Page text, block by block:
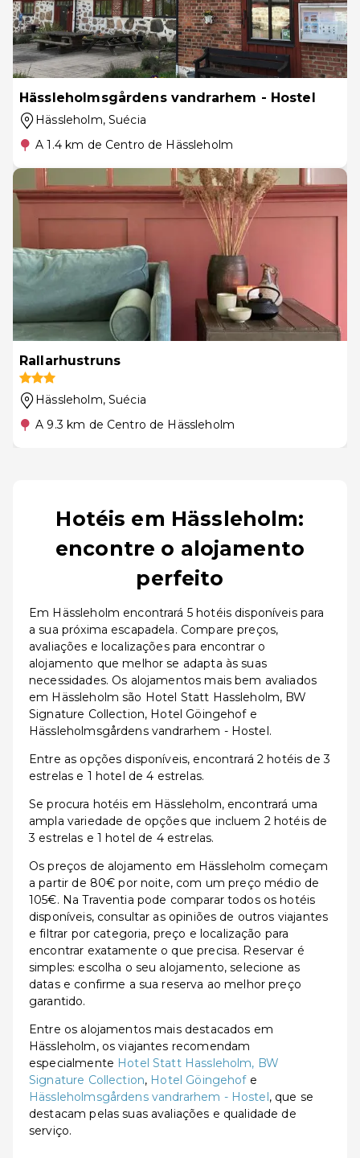
Hässleholmsgårdens vandrarhem - Hostel
Hässleholm, Suécia
A 1.4 km de Centro de Hässleholm
Rallarhustruns
Hässleholm, Suécia
A 9.3 km de Centro de Hässleholm
Hotéis em Hässleholm:
encontre o alojamento
perfeito
Em Hässleholm encontrará 5 hotéis disponíveis para
a sua próxima escapadela. Compare preços,
avaliações e localizações para encontrar o
alojamento que melhor se adapta às suas
necessidades. Os alojamentos mais bem avaliados
em Hässleholm são Hotel Statt Hassleholm, BW
Signature Collection, Hotel Göingehof e
Hässleholmsgårdens vandrarhem - Hostel.
Entre as opções disponíveis, encontrará 2 hotéis de 3
estrelas e 1 hotel de 4 estrelas.
Se procura hotéis em Hässleholm, encontrará uma
ampla variedade de opções que incluem 2 hotéis de
3 estrelas e 1 hotel de 4 estrelas.
Os preços de alojamento em Hässleholm começam
a partir de 80€ por noite, com um preço médio de
105€. Na Traventia pode comparar todos os hotéis
disponíveis, consultar as opiniões de outros viajantes
e filtrar por categoria, preço e localização para
encontrar exatamente o que precisa. Reservar é
simples: escolha o seu alojamento, selecione as
datas e confirme a sua reserva ao melhor preço
garantido.
Entre os alojamentos mais destacados em
Hässleholm, os viajantes recomendam
especialmente Hotel Statt Hassleholm, BW
Signature Collection, Hotel Göingehofe
Hässleholmsgårdens vandrarhem - Hostel, que se
destacam pelas suas avaliações e qualidade de
serviço.